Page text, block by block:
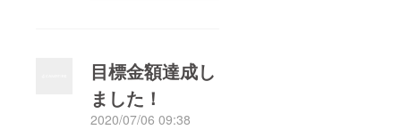
目標金額達成し
ました！
2020/07/06 09:38